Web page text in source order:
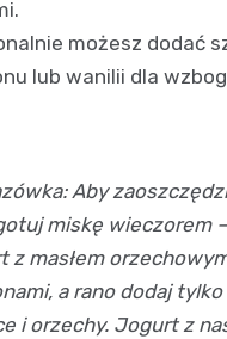
możesz dodać
lub wanilii dla
Aby
miskę wieczorem
z masłem
a rano dodaj
i orzechy. Jogurt z